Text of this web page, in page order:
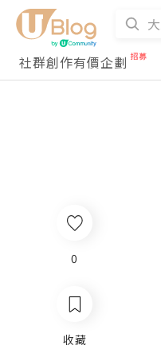
社群創作有價企劃
0
收藏